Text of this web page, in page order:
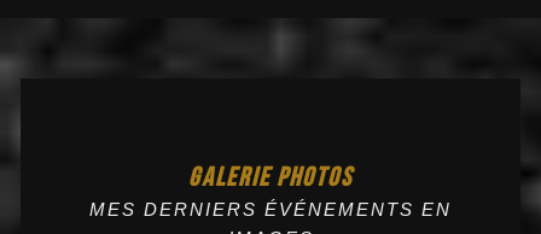
GALERIE PHOTOS
MES DERNIERS ÉVÉNEMENTS EN